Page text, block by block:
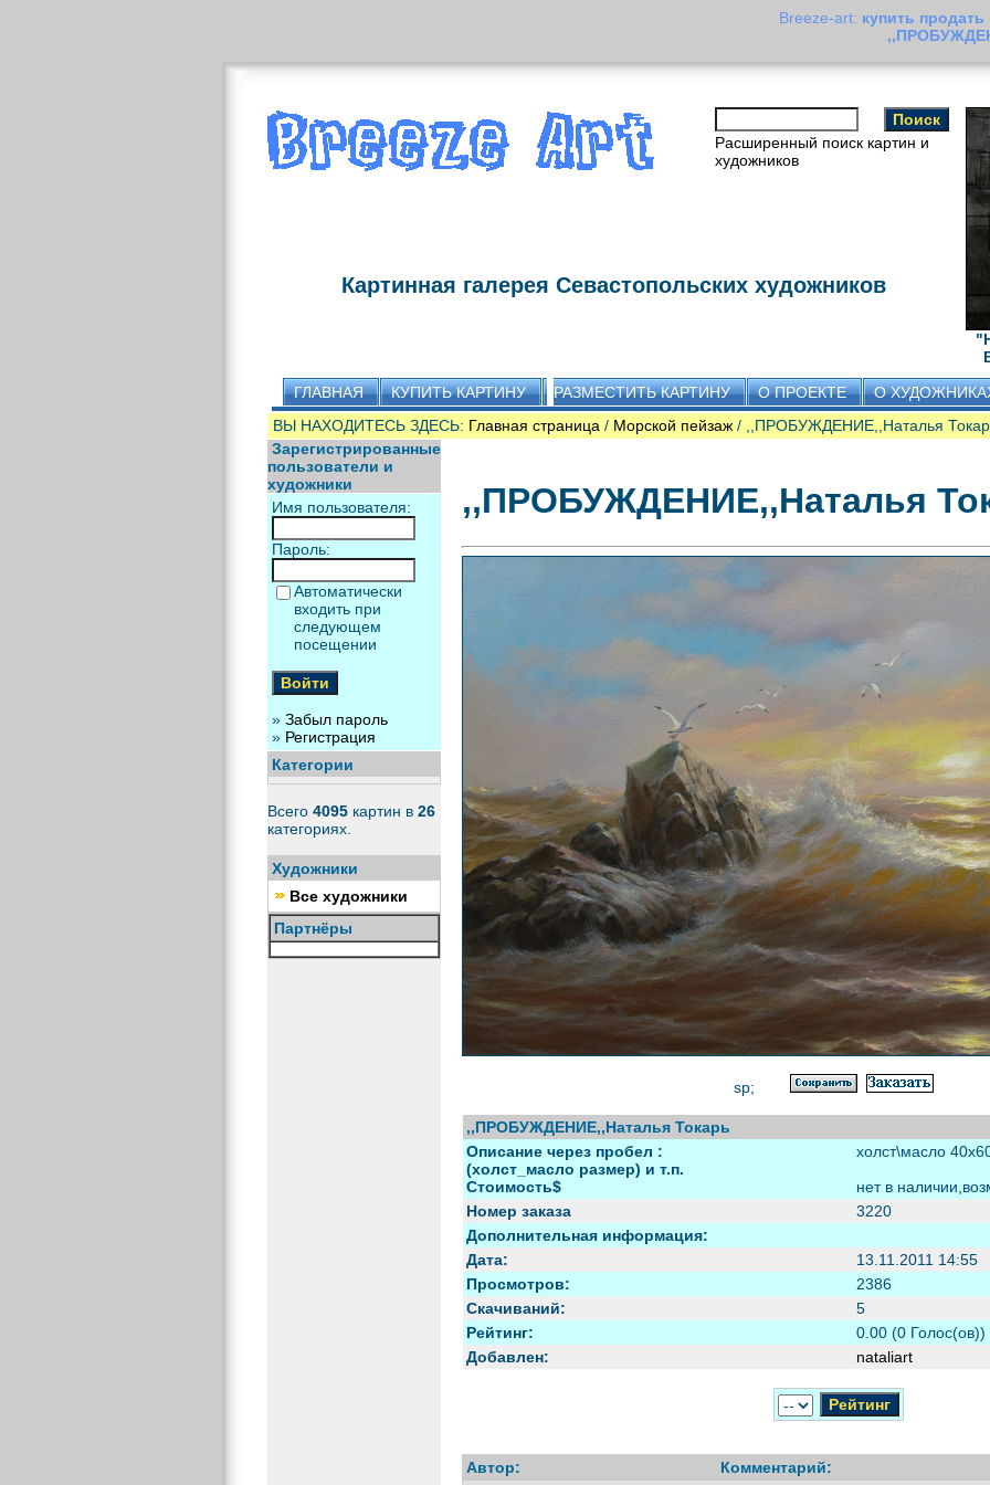
Breeze-art: купить продать
Расширенный поиск картин и
художников
Картинная галерея Севастопольских художников
ГЛАВНАЯ КУПИТЬ КАРТИНУ РАЗМЕСТИТЬ КАРТИНУ О ПРОЕКТЕ
О
ВЫ НАХОДИТЕСЬ ЗДЕСЬ: Главная страница / Морской пейзаж/ ,,ПРОБУЖДЕНИЕ,,Наталья
Зарегистрированные
пользователи и
художники
Имя пользователя:
Пароль:
Автоматически
входить при
следующем
посещении
» Забыл пароль
» Регистрация
Категории
Всего 4095картин в 26
категориях.
Художники
Все художники
Партнёры
,,ПРОБУЖДЕНИЕ,,Наталья
sp;
,,ПРОБУЖДЕНИЕ,,Наталья Токарь
Описание через пробел :
(холст_масло размер) и т.п.
Стоимость$
холст\масло
нет в
Номер заказа
3220
Дополнительная информация:
Дата:
13.11.2011 14:55
Просмотров:
2386
Скачиваний:
5
Рейтинг:
0.00 (0 Голос(ов))
Добавлен:
nataliart
Автор:
Комментарий: